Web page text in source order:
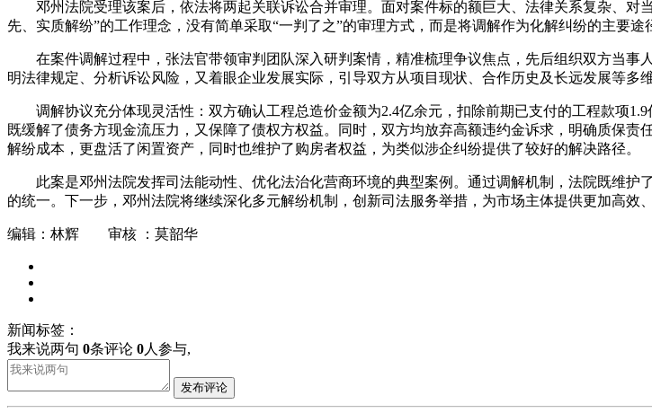
邓州法院受理该案后，依法将两起关联诉讼合并审理。面对案件标的额巨大、法律关系复杂、
先、实质解纷”的工作理念，没有简单采取“一判了之”的审理方式，而是将调解作为化解纠纷的主要
在案件调解过程中，张法官带领审判团队深入研判案情，精准梳理争议焦点，先后组织双方当
明法律规定、分析诉讼风险，又着眼企业发展实际，引导双方从项目现状、合作历史及长远发展等多
调解协议充分体现灵活性：双方确认工程总造价金额为2.4亿余元，扣除前期已支付的工程款项
既缓解了债务方现金流压力，又保障了债权方权益。同时，双方均放弃高额违约金诉求，明确质保
解纷成本，更盘活了闲置资产，同时也维护了购房者权益，为类似涉企纠纷提供了较好的解决路径。
此案是邓州法院发挥司法能动性、优化法治化营商环境的典型案例。通过调解机制，法院既维
的统一。下一步，邓州法院将继续深化多元解纷机制，创新司法服务举措，为市场主体提供更加高效
编辑：林辉 审核 ：莫韶华
新闻标签：
我来说两句 0条评论 0人参与,
发布评论